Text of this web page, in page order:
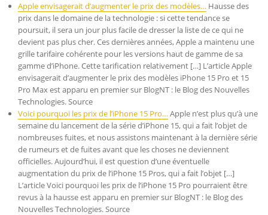
Apple envisagerait d’augmenter le prix des modèles… Hausse des
prix dans le domaine de la technologie : si cette tendance se
poursuit, il sera un jour plus facile de dresser la liste de ce qui ne
devient pas plus cher. Ces dernières années, Apple a maintenu une
grille tarifaire cohérente pour les versions haut de gamme de sa
gamme d’iPhone. Cette tarification relativement […] L’article Apple
envisagerait d’augmenter le prix des modèles iPhone 15 Pro et 15
Pro Max est apparu en premier sur BlogNT : le Blog des Nouvelles
Technologies. Source
Voici pourquoi les prix de l’iPhone 15 Pro…Apple n’est plus qu’à une
semaine du lancement de la série d’iPhone 15, qui a fait l’objet de
nombreuses fuites, et nous assistons maintenant à la dernière série
de rumeurs et de fuites avant que les choses ne deviennent
officielles. Aujourd’hui, il est question d’une éventuelle
augmentation du prix de l’iPhone 15 Pros, qui a fait l’objet […]
L’article Voici pourquoi les prix de l’iPhone 15 Pro pourraient être
revus à la hausse est apparu en premier sur BlogNT : le Blog des
Nouvelles Technologies. Source